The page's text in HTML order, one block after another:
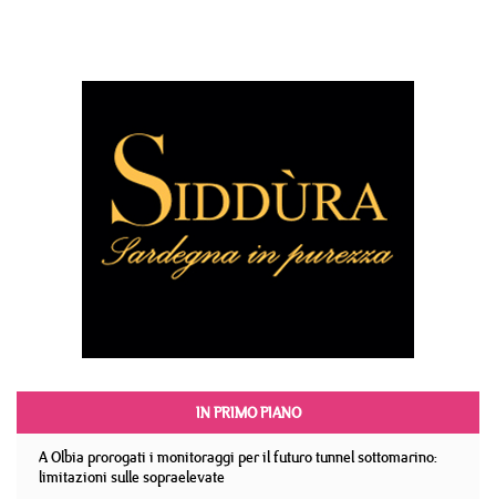
IN PRIMO PIANO
A Olbia prorogati i monitoraggi per il futuro tunnel sottomarino:
limitazioni sulle sopraelevate